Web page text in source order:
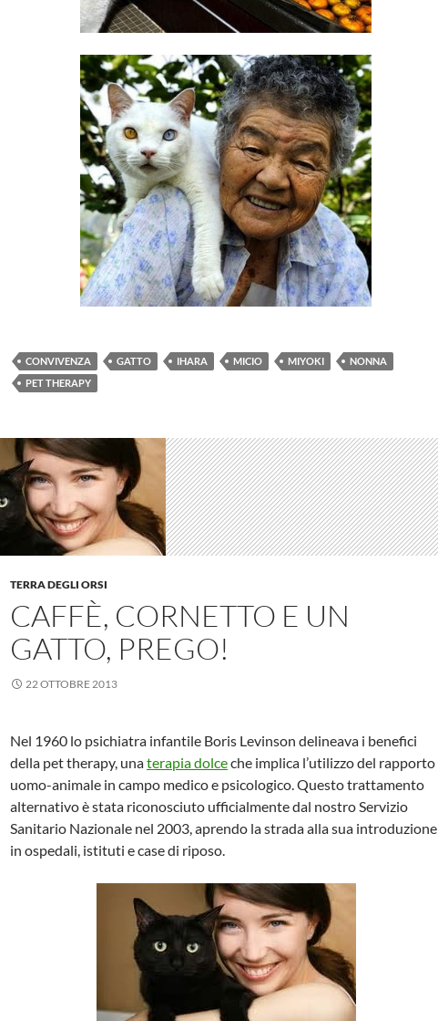
CONVIVENZA GATTO IHARA MICIO MIYOKI
NONNA
PET THERAPY
TERRA DEGLI ORSI
CAFFÈ, CORNETTO E UN
GATTO, PREGO!
22 OTTOBRE 2013
Nel 1960 lo psichiatra infantile Boris Levinson delineava i benefici
della pet therapy, unaterapia dolceche implica l’utilizzo del rapporto
uomo-animale in campo medico e psicologico. Questo trattamento
alternativo è stata riconosciuto ufficialmente dal nostro Servizio
Sanitario Nazionale nel 2003, aprendo la strada alla sua introduzione
in ospedali, istituti e case di riposo.